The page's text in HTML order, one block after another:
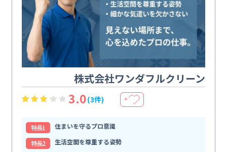
株式会社ワンダフルクリーン
3.0(3件) ＋
特⻑1
住まいを守るプロ意識
特⻑2
生活空間を尊重する姿勢